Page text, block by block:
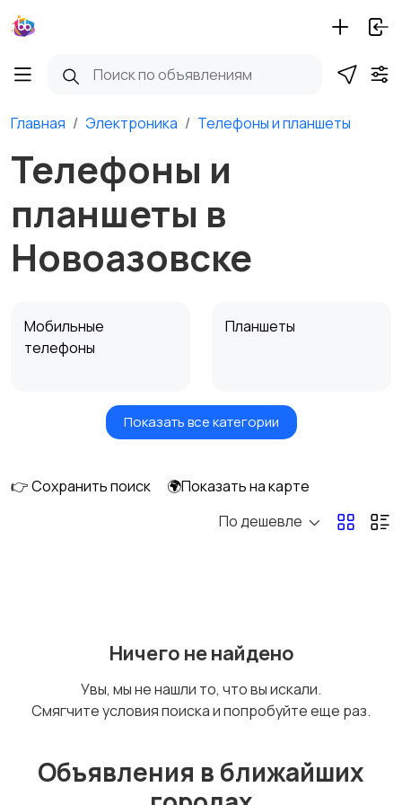
Главная Электроника Телефоны и планшеты
Телефоны и
планшеты в
Новоазовске
Мобильные
телефоны
Планшеты
Умные часы и
Стационарные
Запчасти
аккумуляторы
Показать все категории
👉 Сохранить поиск
🌍Показать на карте
По дешевле
Ничего не найдено
Увы, мы не нашли то, что вы искали.
Смягчите условия поиска и попробуйте еще раз.
Объявления в ближайших